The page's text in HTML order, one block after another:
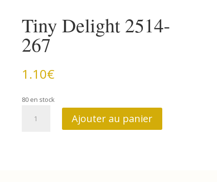
Tiny Delight 2514-
267
1.10€
80 en stock
Ajouter au panier